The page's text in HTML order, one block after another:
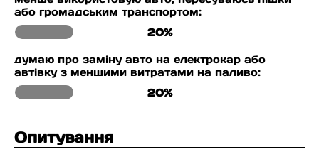
або громадським транспортом:
20%
думаю про заміну авто на електрокар або
автівку з меншими витратами на паливо:
20%
Опитування